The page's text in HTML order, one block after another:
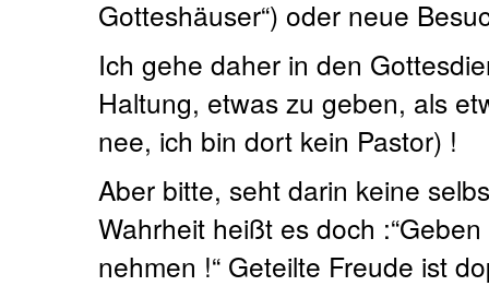
Gotteshäuser“) oder neue
Ich gehe daher in den
Haltung, etwas zu geben, als
nee, ich bin dort kein Pastor) !
Aber bitte, seht darin keine
Wahrheit heißt es doch
nehmen !“ Geteilte Freude ist